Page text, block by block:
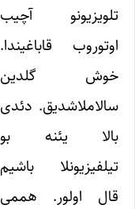
تلویزیونو آچیب
اوتوروب قاباغیندا.
خوش گلدین
سالاملاشدیق. دئدی
بالا یئنه بو
تیلفیزیونلا باشیم
قال اولور. هممی